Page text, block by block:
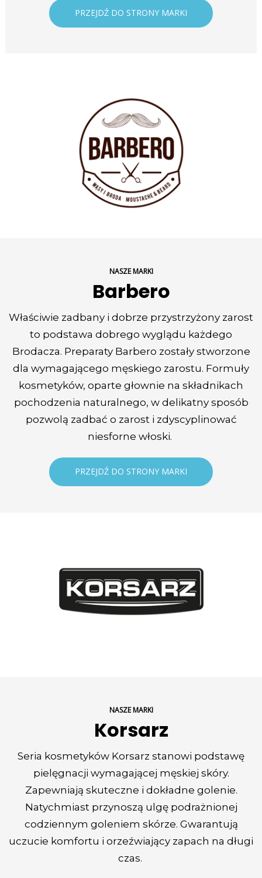
PRZEJDŹ DO STRONY MARKI
NASZE MARKI
Barbero
Właściwie zadbany i dobrze przystrzyżony zarost
to podstawa dobrego wyglądu każdego
Brodacza. Preparaty Barbero zostały stworzone
dla wymagającego męskiego zarostu. Formuły
kosmetyków, oparte głownie na składnikach
pochodzenia naturalnego, w delikatny sposób
pozwolą zadbać o zarost i zdyscyplinować
niesforne włoski.
PRZEJDŹ DO STRONY MARKI
NASZE MARKI
Korsarz
Seria kosmetyków Korsarz stanowi podstawę
pielęgnacji wymagającej męskiej skóry.
Zapewniają skuteczne i dokładne golenie.
Natychmiast przynoszą ulgę podrażnionej
codziennym goleniem skórze. Gwarantują
uczucie komfortu i orzeźwiający zapach na długi
czas.